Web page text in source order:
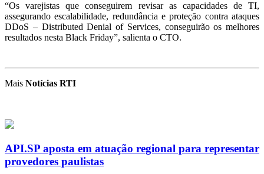
“Os varejistas que conseguirem revisar as capacidades de TI,
assegurando escalabilidade, redundância e proteção contra ataques
DDoS – Distributed Denial of Services, conseguirão os melhores
resultados nesta Black Friday”, salienta o CTO.
Mais Notícias RTI
API.SP aposta em atuação regional para representar
provedores paulistas